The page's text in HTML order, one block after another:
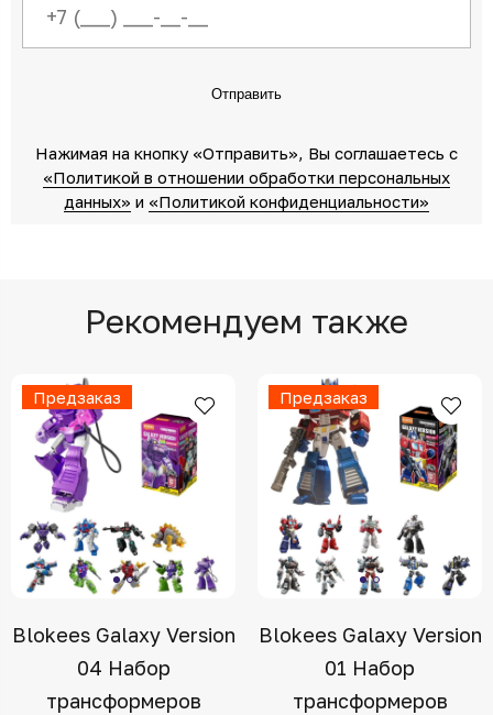
Отправить
Нажимая на кнопку «Отправить»‎, Вы соглашаетесь c
«Политикой в отношении обработки персональных
данных»‎ ‎ и «Политикой конфиденциальности»
Рекомендуем также
Предзаказ
Blokees Galaxy Version
04 Набор
трансформеров
Предзаказ
Blokees Galaxy Version
01 Набор
трансформеров